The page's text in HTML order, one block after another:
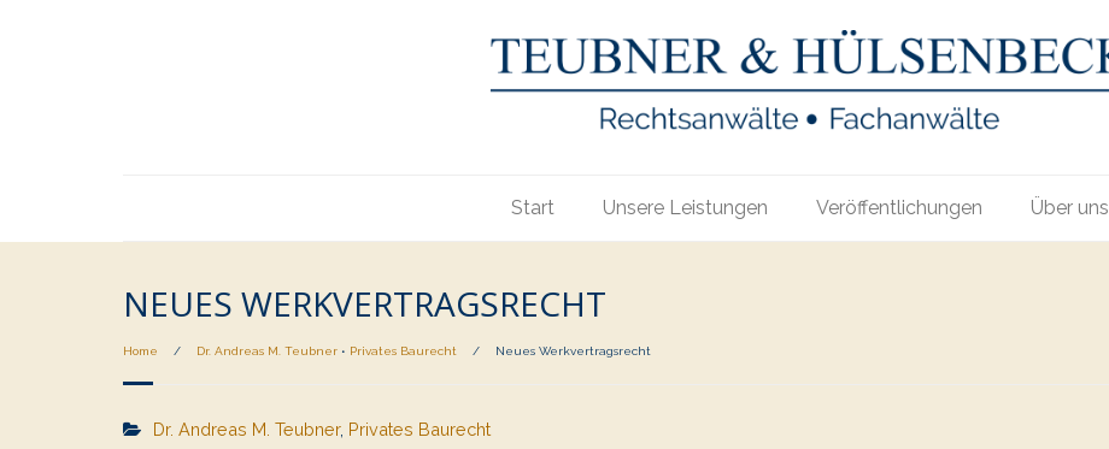
Start Unsere Leistungen Veröffentlichungen Über uns
NEUES WERKVERTRAGSRECHT
Home / Dr. Andreas M. Teubner • Privates Baurecht / Neues Werkvertragsrecht
Dr. Andreas M. Teubner, Privates Baurecht